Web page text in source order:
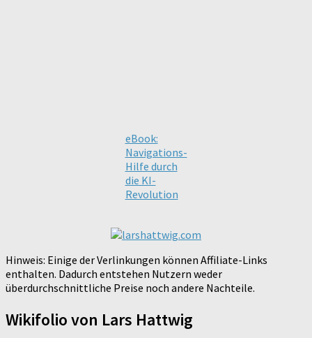
eBook:
Navigations-
Hilfe durch
die KI-
Revolution
Hinweis: Einige der Verlinkungen können Affiliate-Links
enthalten. Dadurch entstehen Nutzern weder
überdurchschnittliche Preise noch andere Nachteile.
Wikifolio von Lars Hattwig